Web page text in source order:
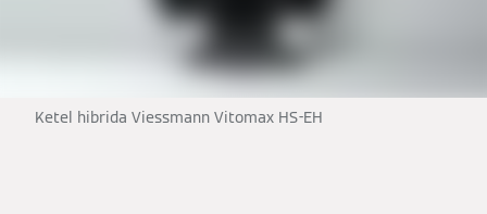
Ketel hibrida Viessmann Vitomax HS-EH